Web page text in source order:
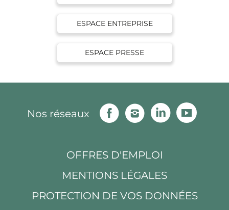
ESPACE ENTREPRISE
ESPACE PRESSE
Nos réseaux
FacebookInstagramLinkedin
OFFRES D'EMPLOI
MENTIONS LÉGALES
PROTECTION DE VOS DONNÉES